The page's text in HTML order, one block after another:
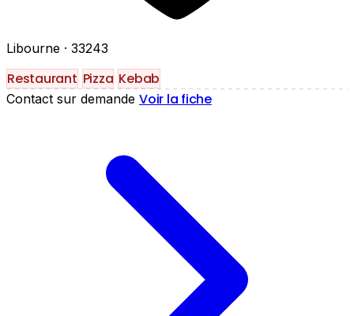
Libourne · 33243
Restaurant Pizza Kebab
Contact sur demande Voir la fiche